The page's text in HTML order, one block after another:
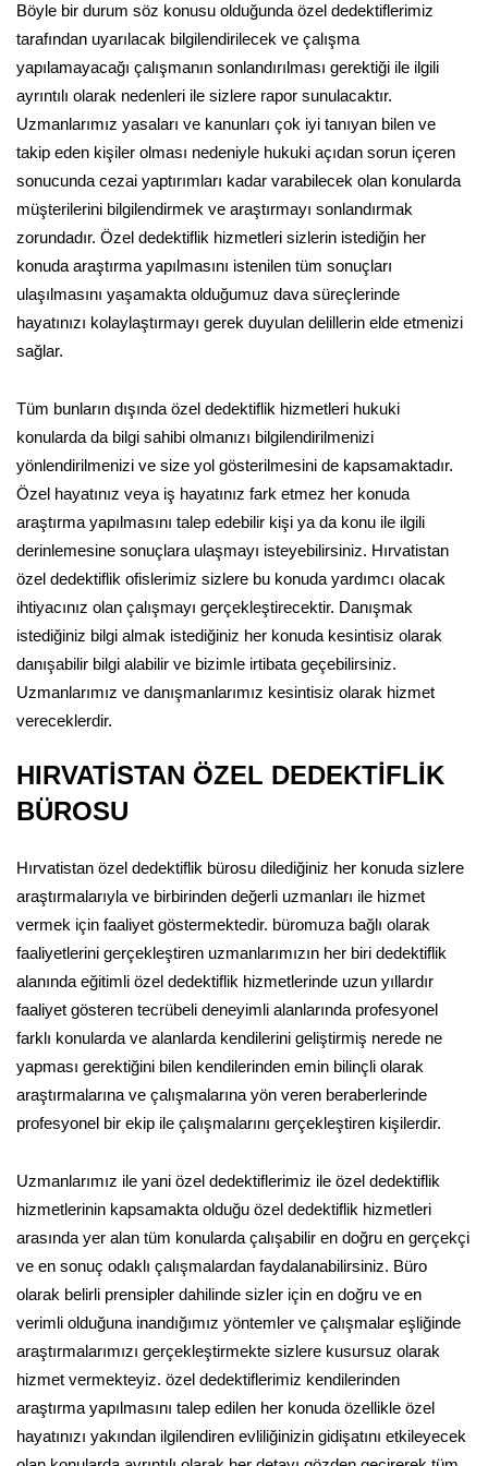
Böyle bir durum söz konusu olduğunda özel dedektiflerimiz
tarafından uyarılacak bilgilendirilecek ve çalışma
yapılamayacağı çalışmanın sonlandırılması gerektiği ile ilgili
ayrıntılı olarak nedenleri ile sizlere rapor sunulacaktır.
Uzmanlarımız yasaları ve kanunları çok iyi tanıyan bilen ve
takip eden kişiler olması nedeniyle hukuki açıdan sorun içeren
sonucunda cezai yaptırımları kadar varabilecek olan konularda
müşterilerini bilgilendirmek ve araştırmayı sonlandırmak
zorundadır. Özel dedektiflik hizmetleri sizlerin istediğin her
konuda araştırma yapılmasını istenilen tüm sonuçları
ulaşılmasını yaşamakta olduğumuz dava süreçlerinde
hayatınızı kolaylaştırmayı gerek duyulan delillerin elde etmenizi
sağlar.
Tüm bunların dışında özel dedektiflik hizmetleri hukuki
konularda da bilgi sahibi olmanızı bilgilendirilmenizi
yönlendirilmenizi ve size yol gösterilmesini de kapsamaktadır.
Özel hayatınız veya iş hayatınız fark etmez her konuda
araştırma yapılmasını talep edebilir kişi ya da konu ile ilgili
derinlemesine sonuçlara ulaşmayı isteyebilirsiniz. Hırvatistan
özel dedektiflik ofislerimiz sizlere bu konuda yardımcı olacak
ihtiyacınız olan çalışmayı gerçekleştirecektir. Danışmak
istediğiniz bilgi almak istediğiniz her konuda kesintisiz olarak
danışabilir bilgi alabilir ve bizimle irtibata geçebilirsiniz.
Uzmanlarımız ve danışmanlarımız kesintisiz olarak hizmet
vereceklerdir.
HIRVATİSTAN ÖZEL DEDEKTİFLİK
BÜROSU
Hırvatistan özel dedektiflik bürosu dilediğiniz her konuda sizlere
araştırmalarıyla ve birbirinden değerli uzmanları ile hizmet
vermek için faaliyet göstermektedir. büromuza bağlı olarak
faaliyetlerini gerçekleştiren uzmanlarımızın her biri dedektiflik
alanında eğitimli özel dedektiflik hizmetlerinde uzun yıllardır
faaliyet gösteren tecrübeli deneyimli alanlarında profesyonel
farklı konularda ve alanlarda kendilerini geliştirmiş nerede ne
yapması gerektiğini bilen kendilerinden emin bilinçli olarak
araştırmalarına ve çalışmalarına yön veren beraberlerinde
profesyonel bir ekip ile çalışmalarını gerçekleştiren kişilerdir.
Uzmanlarımız ile yani özel dedektiflerimiz ile özel dedektiflik
hizmetlerinin kapsamakta olduğu özel dedektiflik hizmetleri
arasında yer alan tüm konularda çalışabilir en doğru en gerçekçi
ve en sonuç odaklı çalışmalardan faydalanabilirsiniz. Büro
olarak belirli prensipler dahilinde sizler için en doğru ve en
verimli olduğuna inandığımız yöntemler ve çalışmalar eşliğinde
araştırmalarımızı gerçekleştirmekte sizlere kusursuz olarak
hizmet vermekteyiz. özel dedektiflerimiz kendilerinden
araştırma yapılmasını talep edilen her konuda özellikle özel
hayatınızı yakından ilgilendiren evliliğinizin gidişatını etkileyecek